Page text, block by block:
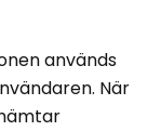
används
När